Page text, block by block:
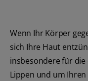
Wenn Ihr Körper
sich Ihre Haut
insbesondere für
Lippen und um